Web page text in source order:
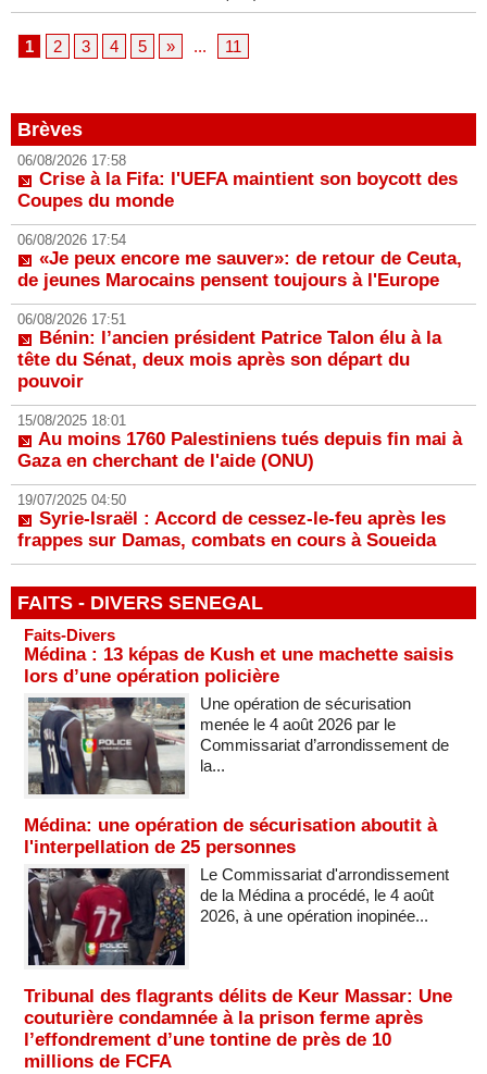
1 2 3 4 5 » ... 11
Brèves
06/08/2026 17:58
Crise à la Fifa: l'UEFA maintient son boycott des
Coupes du monde
06/08/2026 17:54
«Je peux encore me sauver»: de retour de Ceuta,
de jeunes Marocains pensent toujours à l'Europe
06/08/2026 17:51
Bénin: l’ancien président Patrice Talon élu à la
tête du Sénat, deux mois après son départ du
pouvoir
15/08/2025 18:01
Au moins 1760 Palestiniens tués depuis fin mai à
Gaza en cherchant de l'aide (ONU)
19/07/2025 04:50
Syrie-Israël : Accord de cessez-le-feu après les
frappes sur Damas, combats en cours à Soueida
FAITS - DIVERS SENEGAL
Faits-Divers
Médina : 13 képas de Kush et une machette saisis
lors d’une opération policière
Une opération de sécurisation
menée le 4 août 2026 par le
Commissariat d’arrondissement de
la...
Médina: une opération de sécurisation aboutit à
l'interpellation de 25 personnes
Le Commissariat d'arrondissement
de la Médina a procédé, le 4 août
2026, à une opération inopinée...
Tribunal des flagrants délits de Keur Massar: Une
couturière condamnée à la prison ferme après
l’effondrement d’une tontine de près de 10
millions de FCFA